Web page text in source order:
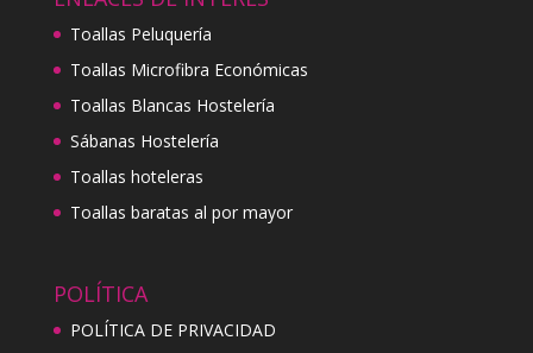
Toallas Peluquería
Toallas Microfibra Económicas
Toallas Blancas Hostelería
Sábanas Hostelería
Toallas hoteleras
Toallas baratas al por mayor
POLÍTICA
POLÍTICA DE PRIVACIDAD